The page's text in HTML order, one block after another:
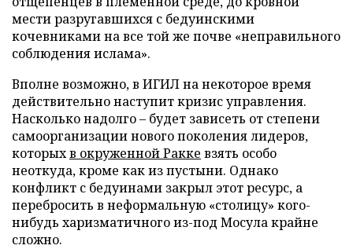
мести разругавшихся с бедуинскими
кочевниками на все той же почве «неправильного
соблюдения ислама».
Вполне возможно, в ИГИЛ на некоторое время
действительно наступит кризис управления.
Насколько надолго – будет зависеть от степени
самоорганизации нового поколения лидеров,
которыхв окруженной Ракке взять особо
неоткуда, кроме как из пустыни. Однако
конфликт с бедуинами закрыл этот ресурс, а
перебросить в неформальную «столицу» кого-
нибудь харизматичного из-под Мосула крайне
сложно.